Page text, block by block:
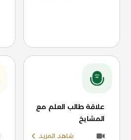
علاقة طالب العلم مع
المشايخ
شاهد المزيد